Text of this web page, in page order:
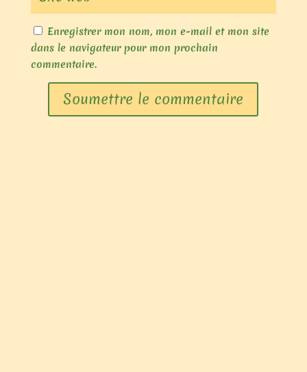
Enregistrer mon nom, mon e-mail et mon site
dans le navigateur pour mon prochain
commentaire.
Soumettre le commentaire